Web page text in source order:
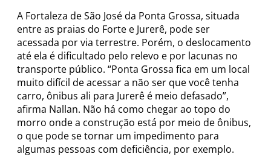
A Fortaleza de São José da Ponta Grossa, situada
entre as praias do Forte e Jurerê, pode ser
acessada por via terrestre. Porém, o deslocamento
até ela é dificultado pelo relevo e por lacunas no
transporte público. “Ponta Grossa fica em um local
muito difícil de acessar a não ser que você tenha
carro, ônibus ali para Jurerê é meio defasado”,
afirma Nallan. Não há como chegar ao topo do
morro onde a construção está por meio de ônibus,
o que pode se tornar um impedimento para
algumas pessoas com deficiência, por exemplo.